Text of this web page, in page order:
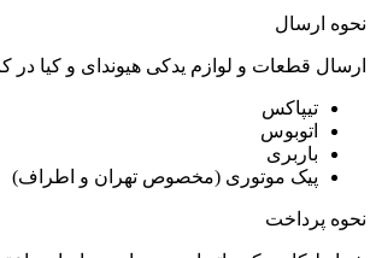
نحوه ارسال
ارسال قطعات و لوازم یدکی هیوندای و کیا
تیپاکس
اتوبوس
باربری
پیک موتوری (مخصوص تهران و اطراف)
نحوه پرداخت